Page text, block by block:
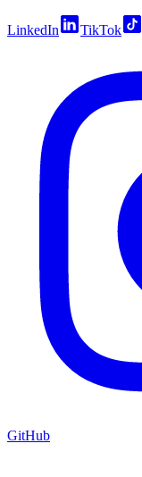
LinkedIn TikTok
GitHub